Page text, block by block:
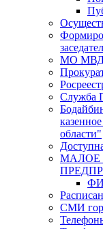
МО МВД
Служба
области"
МАЛОЕ
СМИ